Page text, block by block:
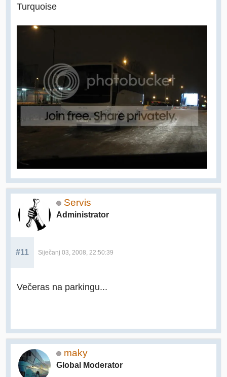
Turquoise
Servis
Administrator
#11 Siječanj 03, 2008, 22:50:39
Večeras na parkingu...
maky
Global Moderator